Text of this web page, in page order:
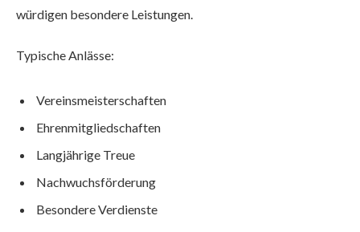
würdigen besondere Leistungen.
Typische Anlässe:
Vereinsmeisterschaften
Ehrenmitgliedschaften
Langjährige Treue
Nachwuchsförderung
Besondere Verdienste